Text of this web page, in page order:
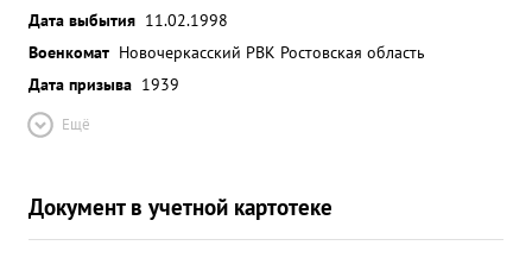
Дата выбытия 11.02.1998
Военкомат Новочеркасский РВК Ростовская область
Дата призыва 1939
Ещё
Документ в учетной картотеке